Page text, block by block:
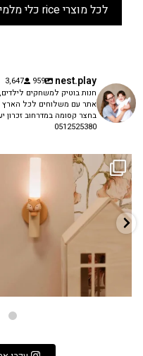
לכל מוצרי rice כלי מלמין
nest.play
959
3,647
חנות בוטיק למשחקים
אתר עם משלוחים לכל הארץ
בחצר קסומה במדרחוב
0512525380
גם פריט עיצובי לחדר, גם מנורת לילה
...
3 0